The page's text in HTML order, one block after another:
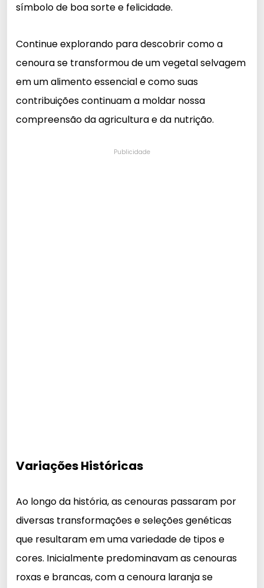
símbolo de boa sorte e felicidade.
Continue explorando para descobrir como a
cenoura se transformou de um vegetal selvagem
em um alimento essencial e como suas
contribuições continuam a moldar nossa
compreensão da agricultura e da nutrição.
Publicidade
Variações Históricas
Ao longo da história, as cenouras passaram por
diversas transformações e seleções genéticas
que resultaram em uma variedade de tipos e
cores. Inicialmente predominavam as cenouras
roxas e brancas, com a cenoura laranja se